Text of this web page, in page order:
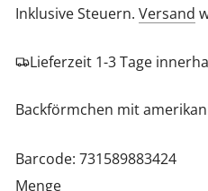
Preis
Inklusive Steuern. Versand
Lieferzeit 1-3 Tage
Backförmchen mit
Barcode: 731589883424
Menge